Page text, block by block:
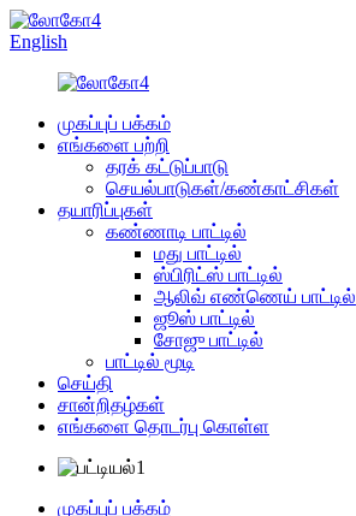
English
முகப்புப் பக்கம்
எங்களை பற்றி
தரக் கட்டுப்பாடு
செயல்பாடுகள்/கண்காட்சிகள்
தயாரிப்புகள்
கண்ணாடி பாட்டில்
மது பாட்டில்
ஸ்பிரிட்ஸ் பாட்டில்
ஆலிவ் எண்ணெய் பாட்டில்
ஜூஸ் பாட்டில்
சோஜு பாட்டில்
பாட்டில் மூடி
செய்தி
சான்றிதழ்கள்
எங்களை தொடர்பு கொள்ள
முகப்புப் பக்கம்